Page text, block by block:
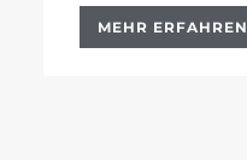
MEHR ERFAHREN